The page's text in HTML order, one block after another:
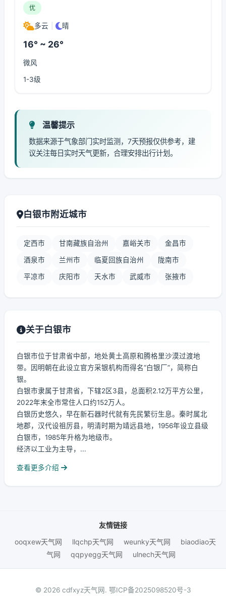
优
多云 晴
16° ~ 26°
微风
1-3级
温馨提示
数据来源于气象部门实时监测，7天预报仅供参考，建
议关注每日实时天气更新，合理安排出行计划。
白银市附近城市
定西市 甘南藏族自治州 嘉峪关市 金昌市
酒泉市 兰州市 临夏回族自治州 陇南市
平凉市 庆阳市 天水市 武威市 张掖市
关于白银市
白银市位于甘肃省中部，地处黄土高原和腾格里沙漠过渡地
带。因明朝在此设立官方采银机构而得名“白银厂”，简称白
银。
白银市隶属于甘肃省，下辖2区3县，总面积2.12万平方公里，
2022年末全市常住人口约152万人。
白银历史悠久，早在新石器时代就有先民繁衍生息。秦时属北
地郡，汉代设祖厉县，明清时期为靖远县地，1956年设立县级
白银市，1985年升格为地级市。
经济以工业为主导，...
查看更多介绍
友情链接
ooqxew天气网
llqchp天气网 weunky天气网
biaodiao天
气网
qqpyegg天气网 ulnech天气网
© 2026 cdfxyz天气网. 鄂ICP备2025098520号-3